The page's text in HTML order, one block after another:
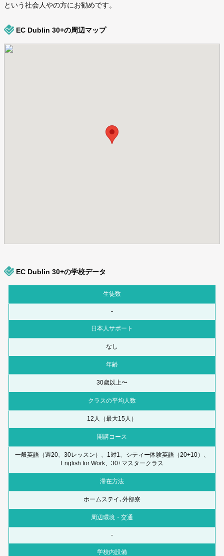
という社会人やの方にお勧めです。
EC Dublin 30+の周辺マップ
EC Dublin 30+の学校データ
生徒数
-
日本人サポート
なし
年齢
30歳以上〜
クラスの平均人数
12人（最大15人）
開講コース
一般英語（週20、30レッスン）、1対1、シティー体験英語（20+10）、
English for Work、30+マスタークラス
滞在方法
ホームステイ､外部寮
周辺環境・交通
-
学校内設備